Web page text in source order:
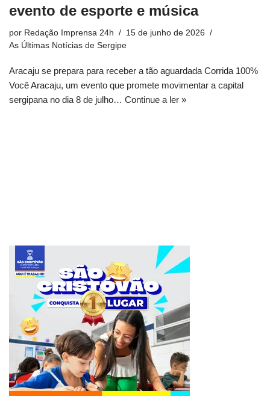
evento de esporte e música
por Redação Imprensa 24h
15 de junho de 2026
As Últimas Notícias de Sergipe
Aracaju se prepara para receber a tão aguardada Corrida 100%
Você Aracaju, um evento que promete movimentar a capital
sergipana no dia 8 de julho… Continue a ler »